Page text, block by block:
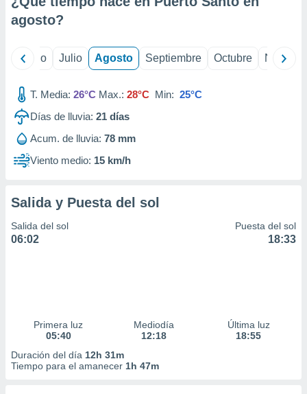
e
publicidad
publicidad
de
agosto?
Junio Julio Agosto Septiembre Octubre
T. Media: 26°C Max.: 28°C Min: 25°C
Días de lluvia: 21 días
Acum. de lluvia: 78 mm
Viento medio: 15 km/h
Salida y Puesta del sol
Salida del sol
06:02
Puesta del sol
18:33
Primera luz
05:40
Mediodía
12:18
Última luz
18:55
Duración del día 12h 31m
Tiempo para el amanecer 1h 47m